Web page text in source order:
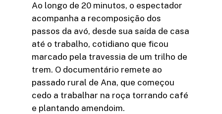
Ao longo de 20 minutos, o espectador
acompanha a recomposição dos
passos da avó, desde sua saída de casa
até o trabalho, cotidiano que ficou
marcado pela travessia de um trilho de
trem. O documentário remete ao
passado rural de Ana, que começou
cedo a trabalhar na roça torrando café
e plantando amendoim.